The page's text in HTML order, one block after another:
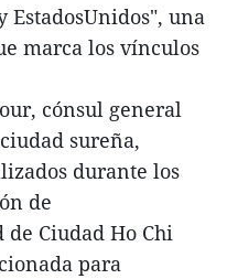
una
marca los vínculos
cónsul general
sureña,
durante los
de
Ciudad Ho Chi
para